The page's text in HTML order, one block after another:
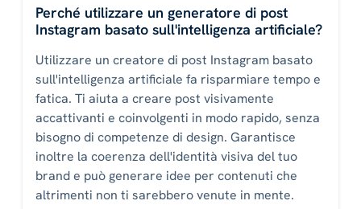
Perché utilizzare un generatore di post
Instagram basato sull'intelligenza artificiale?
Utilizzare un creatore di post Instagram basato
sull'intelligenza artificiale fa risparmiare tempo e
fatica. Ti aiuta a creare post visivamente
accattivanti e coinvolgenti in modo rapido, senza
bisogno di competenze di design. Garantisce
inoltre la coerenza dell'identità visiva del tuo
brand e può generare idee per contenuti che
altrimenti non ti sarebbero venute in mente.